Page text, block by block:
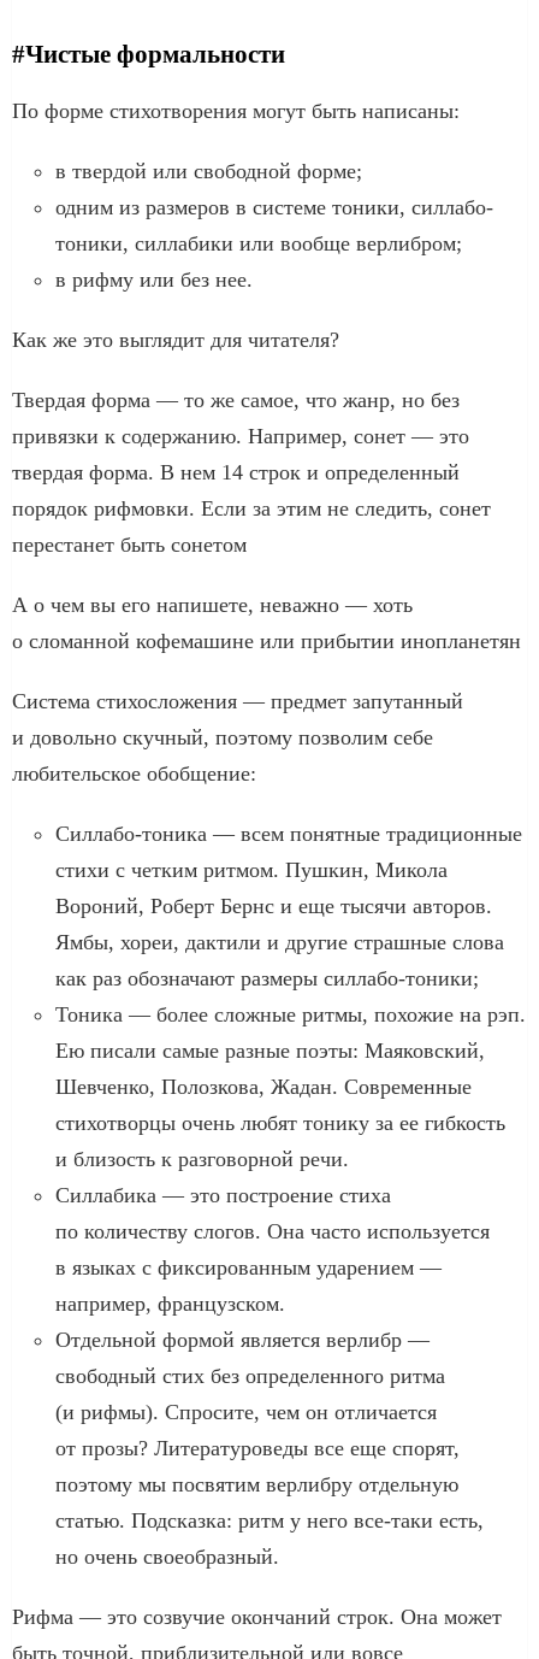
#Чистые формальности
По форме стихотворения могут быть написаны:
в твердой или свободной форме;
одним из размеров в системе тоники, силлабо-
тоники, силлабики или вообще верлибром;
в рифму или без нее.
Как же это выглядит для читателя?
Твердая форма — то же самое, что жанр, но без
привязки к содержанию. Например, сонет — это
твердая форма. В нем 14 строк и определенный
порядок рифмовки. Если за этим не следить, сонет
перестанет быть сонетом
А о чем вы его напишете, неважно — хоть
о сломанной кофемашине или прибытии инопланетян
Система стихосложения — предмет запутанный
и довольно скучный, поэтому позволим себе
любительское обобщение:
Силлабо-тоника — всем понятные традиционные
стихи с четким ритмом. Пушкин, Микола
Вороний, Роберт Бернс и еще тысячи авторов.
Ямбы, хореи, дактили и другие страшные слова
как раз обозначают размеры силлабо-тоники;
Тоника — более сложные ритмы, похожие на рэп.
Ею писали самые разные поэты: Маяковский,
Шевченко, Полозкова, Жадан. Современные
стихотворцы очень любят тонику за ее гибкость
и близость к разговорной речи.
Силлабика — это построение стиха
по количеству слогов. Она часто используется
в языках с фиксированным ударением —
например, французском.
Отдельной формой является верлибр —
свободный стих без определенного ритма
(и рифмы). Спросите, чем он отличается
от прозы? Литературоведы все еще спорят,
поэтому мы посвятим верлибру отдельную
статью. Подсказка: ритм у него все-таки есть,
но очень своеобразный.
Рифма — это созвучие окончаний строк. Она может
быть точной, приблизительной или вовсе